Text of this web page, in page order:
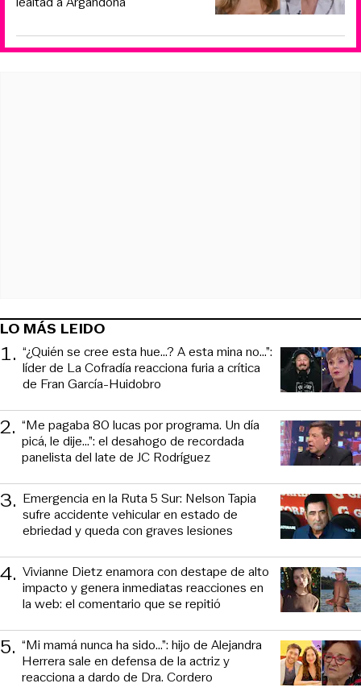
LO MÁS LEIDO
1. “¿Quién se cree esta hue...? A esta mina no...”:
líder de La Cofradía reacciona furia a crítica
de Fran García-Huidobro
2. “Me pagaba 80 lucas por programa. Un día
picá, le dije...”: el desahogo de recordada
panelista del late de JC Rodríguez
3. Emergencia en la Ruta 5 Sur: Nelson Tapia
sufre accidente vehicular en estado de
ebriedad y queda con graves lesiones
4. Vivianne Dietz enamora con destape de alto
impacto y genera inmediatas reacciones en
la web: el comentario que se repitió
5. “Mi mamá nunca ha sido...”: hijo de Alejandra
Herrera sale en defensa de la actriz y
reacciona a dardo de Dra. Cordero